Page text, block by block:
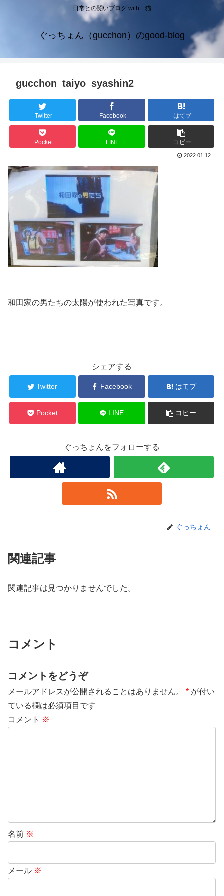
日常との闘いブログ with 猫
ぐっちょん（gucchon）のgood-blog
gucchon_taiyo_syashin2
Twitter Facebook はてブ
Pocket LINE コピー
2022.01.12
和田家の男たちの太陽が使われた写真です。
シェアする
Twitter Facebook はてブ
Pocket LINE コピー
ぐっちょんをフォローする
ぐっちょん
関連記事
関連記事は見つかりませんでした。
コメント
コメントをどうぞ
メールアドレスが公開されることはありません。 * が付い
ている欄は必須項目です
コメント ※
名前 ※
メール ※